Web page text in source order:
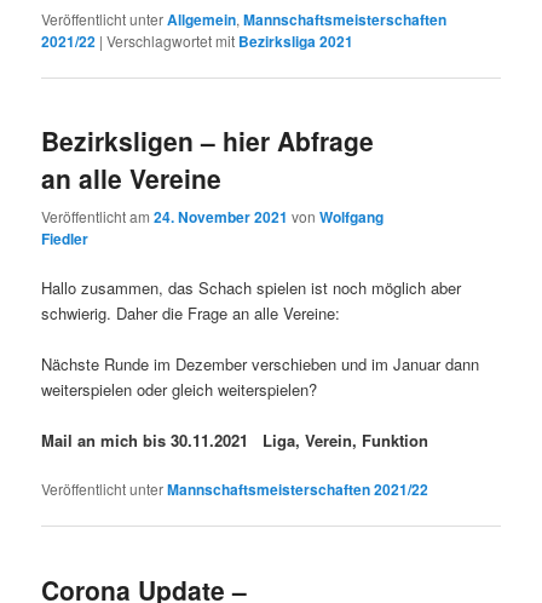
Veröffentlicht unterAllgemein,Mannschaftsmeisterschaften
2021/22 |Verschlagwortet mit Bezirksliga 2021
Bezirksligen – hier Abfrage
an alle Vereine
Veröffentlicht am24. November 2021 vonWolfgang
Fiedler
Hallo zusammen, das Schach spielen ist noch möglich aber
schwierig. Daher die Frage an alle Vereine:
Nächste Runde im Dezember verschieben und im Januar dann
weiterspielen oder gleich weiterspielen?
Mail an mich bis 30.11.2021 Liga, Verein, Funktion
Veröffentlicht unterMannschaftsmeisterschaften 2021/22
Corona Update –